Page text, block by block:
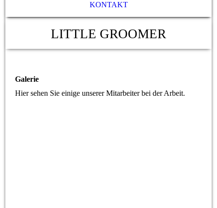
KONTAKT
LITTLE GROOMER
Galerie
Hier sehen Sie einige unserer Mitarbeiter bei der Arbeit.